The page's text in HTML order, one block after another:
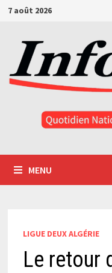
Passer
contenu
7 août 2026
MENU
LIGUE DEUX ALGÉRIE
Le retour